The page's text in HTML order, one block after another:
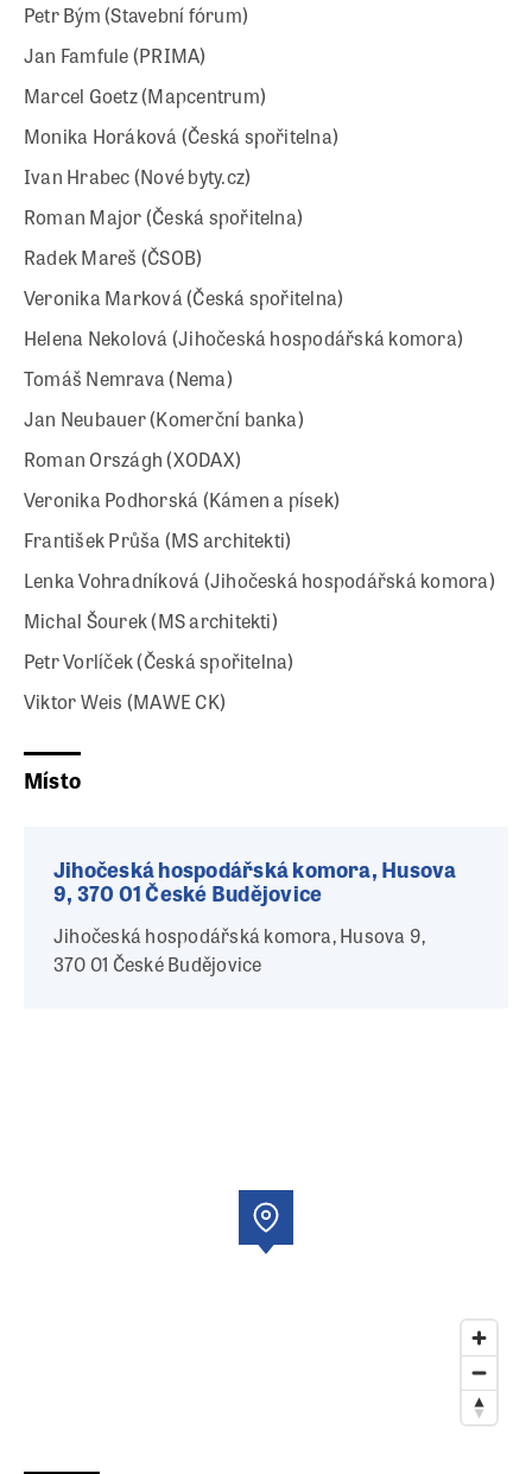
Petr Bým (Stavební fórum)
Jan Famfule (PRIMA)
Marcel Goetz (Mapcentrum)
Monika Horáková (Česká spořitelna)
Ivan Hrabec (Nové byty.cz)
Roman Major (Česká spořitelna)
Radek Mareš (ČSOB)
Veronika Marková (Česká spořitelna)
Helena Nekolová (Jihočeská hospodářská komora)
Tomáš Nemrava (Nema)
Jan Neubauer (Komerční banka)
Roman Országh (XODAX)
Veronika Podhorská (Kámen a písek)
František Průša (MS architekti)
Lenka Vohradníková (Jihočeská hospodářská komora)
Michal Šourek (MS architekti)
Petr Vorlíček (Česká spořitelna)
Viktor Weis (MAWE CK)
Místo
Jihočeská hospodářská komora, Husova
9, 370 01 České Budějovice
Jihočeská hospodářská komora, Husova 9,
370 01 České Budějovice